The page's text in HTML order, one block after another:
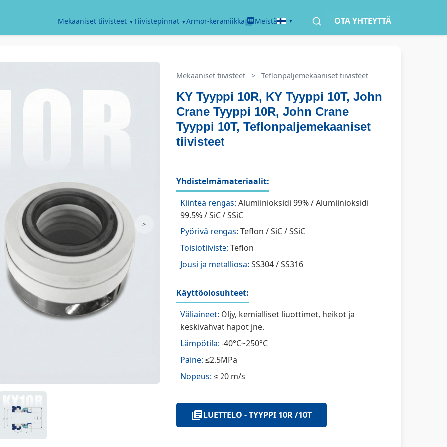
Mekaaniset tiivisteet Tiivistepinnat Armor-keramiikka Meistä OTA YHTEYTTÄ
>
Mekaaniset tiivisteet > Teflonpaljemekaaniset tiivisteet
KY Tyyppi 10R, KY Tyyppi 10T, John
Crane Tyyppi 10R, John Crane
Tyyppi 10T, Teflonpaljemekaaniset
tiivisteet
Yhdistelmämateriaalit:
Kiinteä rengas: Alumiinioksidi 99% / Alumiinioksidi
99.5% / SiC / SSiC
Pyörivä rengas: Teflon / SiC / SSiC
Toisiotiiviste: Teflon
Jousi ja metalliosa: SS304 / SS316
Käyttöolosuhteet:
Väliaineet: Öljy, kemialliset liuottimet, heikot ja
keskivahvat hapot jne.
Lämpötila: -40°C~250°C
Paine: ≤2.5MPa
Nopeus: ≤ 20 m/s
LUETTELO - TYYPPI 10R /10T